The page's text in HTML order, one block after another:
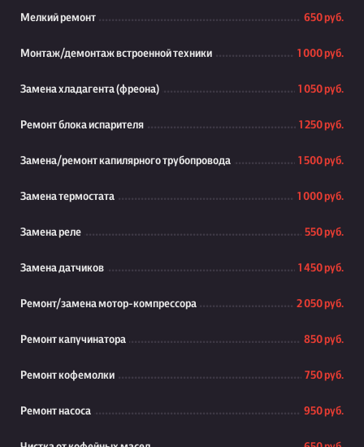
Мелкий ремонт 650 руб.
Монтаж/демонтаж встроенной техники 1 000 руб.
Замена хладагента (фреона) 1 050 руб.
Ремонт блока испарителя 1 250 руб.
Замена/ремонт капилярного трубопровода 1 500 руб.
Замена термостата 1 000 руб.
Замена реле 550 руб.
Замена датчиков 1 450 руб.
Ремонт/замена мотор-компрессора 2 050 руб.
Ремонт капучинатора 850 руб.
Ремонт кофемолки 750 руб.
Ремонт насоса 950 руб.